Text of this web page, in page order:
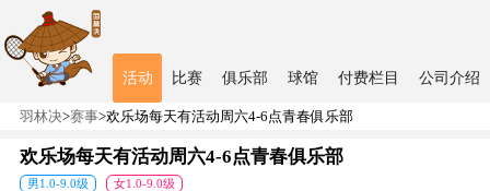
活动 比赛 俱乐部 球馆 付费栏目 公司介绍
羽林决>赛事>欢乐场每天有活动周六4-6点青春俱乐部
欢乐场每天有活动周六4-6点青春俱乐部
男1.0-9.0级 女1.0-9.0级